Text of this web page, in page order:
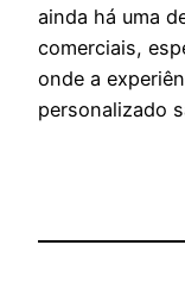
ainda há uma
comerciais,
onde a
personalizado